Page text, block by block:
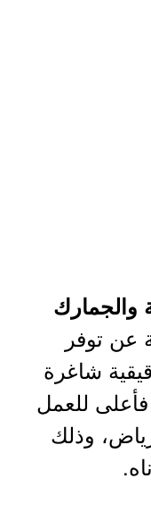
والجمارك
عن توفر
شاغرة
للعمل
وذلك